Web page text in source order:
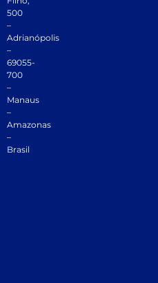
500
–
Adrianópolis
–
69055-
700
–
Manaus
–
Amazonas
–
Brasil